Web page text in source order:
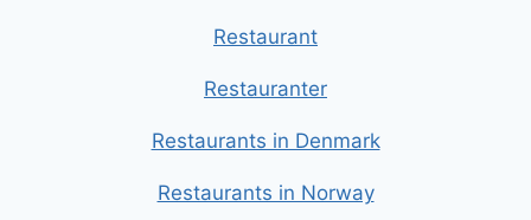
Restaurant
Restauranter
Restaurants in Denmark
Restaurants in Norway